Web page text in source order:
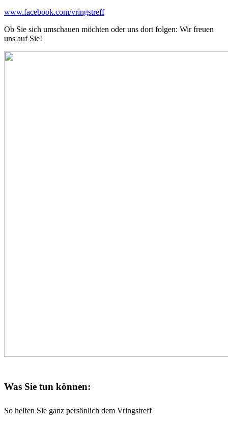
www.facebook.com/vringstreff
Ob Sie sich umschauen möchten oder uns dort folgen: Wir freuen
uns auf Sie!
Was Sie tun können:
So helfen Sie ganz persönlich dem Vringstreff